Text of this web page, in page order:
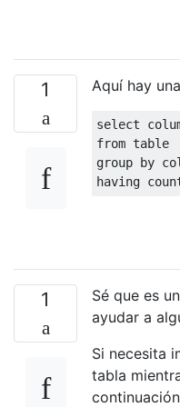
1 Aquí hay
select
from table
group by
having
1
Sé que es
ayudar a
Si necesita
tabla